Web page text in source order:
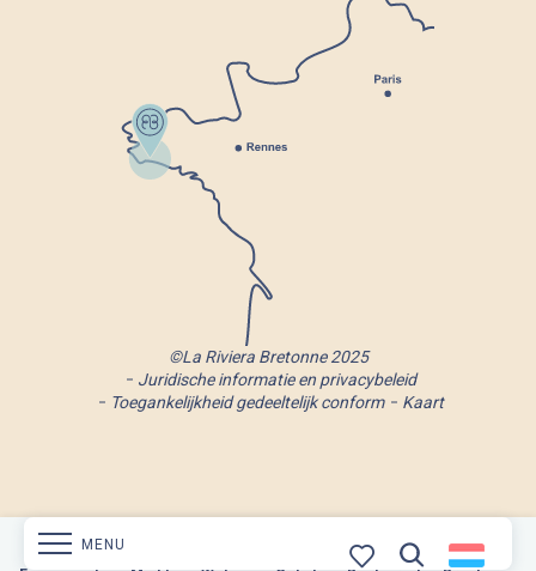
MENU
©La Riviera Bretonne 2025
Juridische informatie en privacybeleid
Toegankelijkheid gedeeltelijk conform
Kaart